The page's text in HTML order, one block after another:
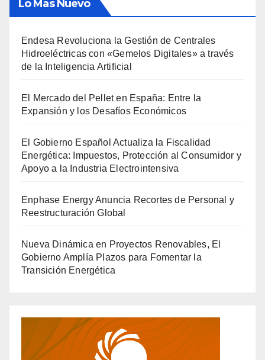
Lo Mas Nuevo
Endesa Revoluciona la Gestión de Centrales
Hidroeléctricas con «Gemelos Digitales» a través
de la Inteligencia Artificial
El Mercado del Pellet en España: Entre la
Expansión y los Desafíos Económicos
El Gobierno Español Actualiza la Fiscalidad
Energética: Impuestos, Protección al Consumidor y
Apoyo a la Industria Electrointensiva
Enphase Energy Anuncia Recortes de Personal y
Reestructuración Global
Nueva Dinámica en Proyectos Renovables, El
Gobierno Amplía Plazos para Fomentar la
Transición Energética